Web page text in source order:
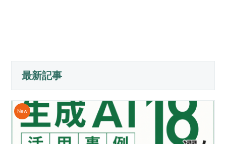
最新記事